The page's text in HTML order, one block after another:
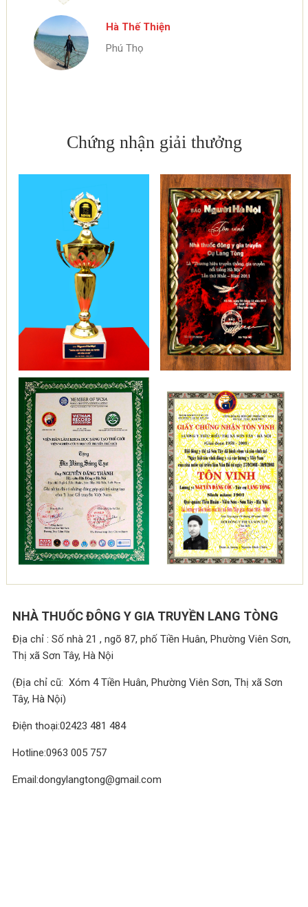
Hà Thế Thiện
Phú Thọ
Chứng nhận giải thưởng
NHÀ THUỐC ĐÔNG Y GIA TRUYỀN LANG TÒNG
Địa chỉ : Số nhà 21 , ngõ 87, phố Tiền Huân, Phường Viên Sơn,
Thị xã Sơn Tây, Hà Nội
(Địa chỉ cũ: Xóm 4 Tiền Huân, Phường Viên Sơn, Thị xã Sơn
Tây, Hà Nội)
Điện thoại:02423 481 484
Hotline:0963 005 757
Email:dongylangtong@gmail.com